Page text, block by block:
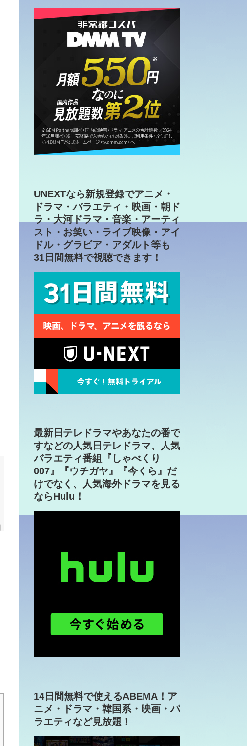
UNEXTなら新規登録でアニメ・
ドラマ・バラエティ・映画・朝ド
ラ・大河ドラマ・音楽・アーティ
スト・お笑い・ライブ映像・アイ
ドル・グラビア・アダルト等も
31日間無料で視聴できます！
最新日テレドラマやあなたの番で
すなどの人気日テレドラマ、人気
バラエティ番組『しゃべくり
007』『ウチガヤ』『今くら』だ
けでなく、人気海外ドラマを見る
ならHulu！
14日間無料で使えるABEMA！ア
ニメ・ドラマ・韓国系・映画・バ
ラエティなど見放題！